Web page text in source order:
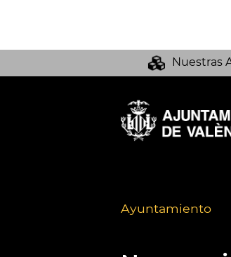
Nuestras
Ayuntamiento